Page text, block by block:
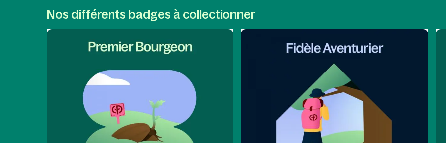
Nos différents badges à collectionner